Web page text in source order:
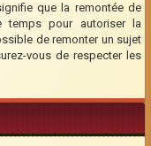
que la remontée de
temps pour autoriser la
de remonter un sujet
vous de respecter les